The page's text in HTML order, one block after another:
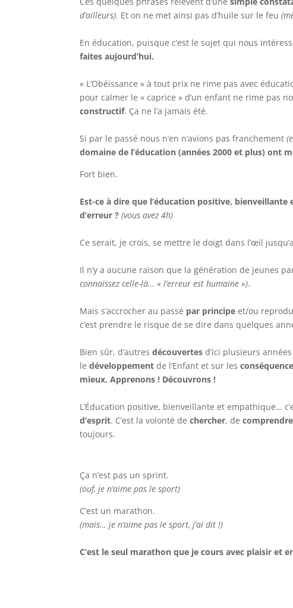
d’ailleurs). Et on ne met ainsi pas d’huile sur le feu
En éducation, puisque c’est le sujet qui nous
faites aujourd’hui.
« L’Obéissance » à tout prix ne rime pas avec
pour calmer le « caprice » d’un enfant ne rime pas
constructif. Ça ne l’a jamais été.
Si par le passé nous n’en n’avions pas franchement
domaine de l’éducation (années 2000 et plus) ont
Fort bien.
Est-ce à dire que l’éducation positive,
d’erreur ?(vous avez 4h)
Ce serait, je crois, se mettre le doigt dans l’œil
Il n’y a aucune raison que la génération de jeunes
connaissez celle-là… « l’erreur est humaine »).
Mais s’accrocher au passé par principe et/ou
c’est prendre le risque de se dire dans quelques
Bien sûr, d’autresdécouvertes d’ici plusieurs
ledéveloppement de l’Enfant et sur les
mieux. Apprenons ! Découvrons !
L’Éducation positive, bienveillante et empathique…
d’esprit. C’est la volonté dechercher, decomprendre
toujours.
Ça n’est pas un sprint.
(ouf, je n’aime pas le sport)
C’est un marathon.
(mais… je n’aime pas le sport, j’ai dit !)
C’est le seul marathon que je cours avec plaisir et